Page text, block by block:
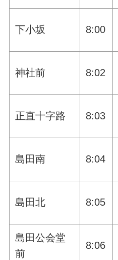
下小坂 8:00
神社前 8:02
正直十字路 8:03
島田南 8:04
島田北 8:05
島田公会堂
前
8:06